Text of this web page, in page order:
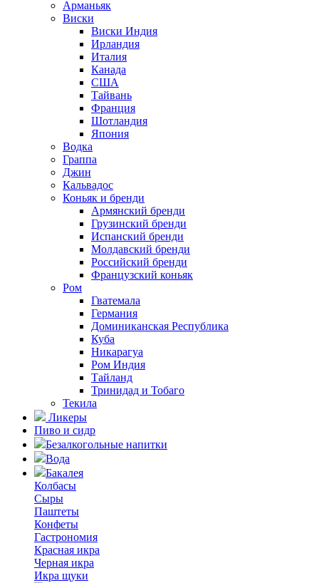
Арманьяк
Виски
Виски Индия
Ирландия
Италия
Канада
США
Тайвань
Франция
Шотландия
Япония
Водка
Граппа
Джин
Кальвадос
Коньяк и бренди
Армянский бренди
Грузинский бренди
Испанский бренди
Молдавский бренди
Российский бренди
Французский коньяк
Ром
Гватемала
Германия
Доминиканская Республика
Куба
Никарагуа
Ром Индия
Тайланд
Тринидад и Тобаго
Текила
Ликеры
Пиво и сидр
Безалкогольные напитки
Вода
Бакалея
Колбасы
Сыры
Паштеты
Конфеты
Гастрономия
Красная икра
Черная икра
Икра щуки